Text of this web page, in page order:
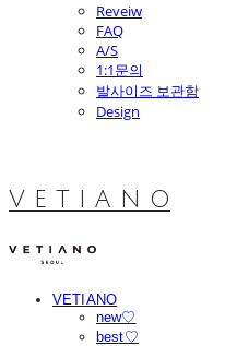
Reveiw
FAQ
A/S
1:1문의
발사이즈 보관함
Design
V E T I A N O
VETIANO
new♡
best♡